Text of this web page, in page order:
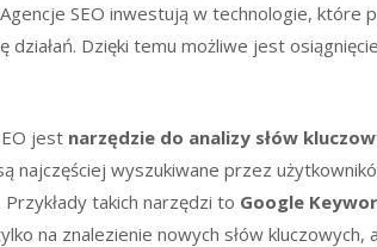
SEO inwestują w technologie, które
działań. Dzięki temu możliwe jest
jest narzędzie do analizy słów
najczęściej wyszukiwane przez
takich narzędzi to Google
na znalezienie nowych słów kluczowych,